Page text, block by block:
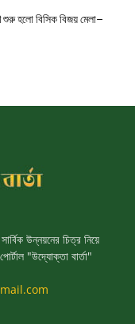
হলো বিসিক বিজয় মেলা–
উন্নয়নের চিত্র নিয়ে
"উদ্যোক্তা বার্তা"